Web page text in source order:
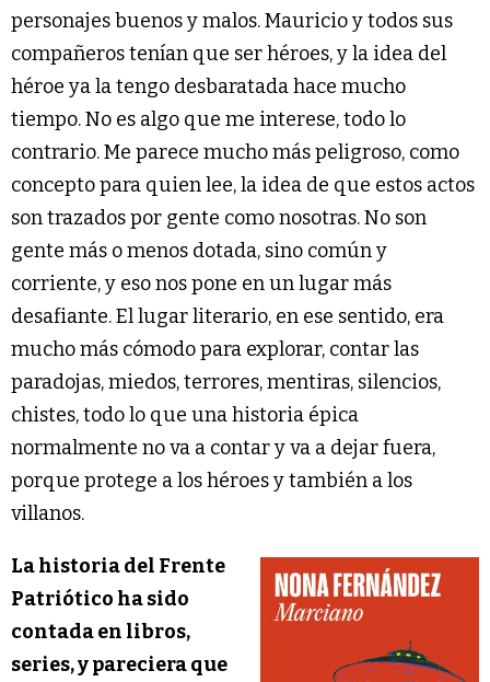
personajes buenos y malos. Mauricio y todos sus
compañeros tenían que ser héroes, y la idea del
héroe ya la tengo desbaratada hace mucho
tiempo. No es algo que me interese, todo lo
contrario. Me parece mucho más peligroso, como
concepto para quien lee, la idea de que estos actos
son trazados por gente como nosotras. No son
gente más o menos dotada, sino común y
corriente, y eso nos pone en un lugar más
desafiante. El lugar literario, en ese sentido, era
mucho más cómodo para explorar, contar las
paradojas, miedos, terrores, mentiras, silencios,
chistes, todo lo que una historia épica
normalmente no va a contar y va a dejar fuera,
porque protege a los héroes y también a los
villanos.
La historia del Frente
Patriótico ha sido
contada en libros,
series, y pareciera que